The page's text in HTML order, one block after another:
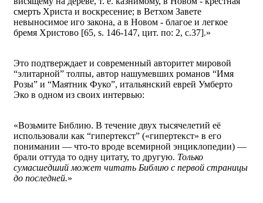
смерть Христа и воскресение; в Ветхом Завете
невыносимое иго закона, а в Новом - благое и легкое
бремя Христово [65, s. 146-147, цит. по: 2, с.37].»
Это подтверждает и современный авторитет мировой
“элитарной” толпы, автор нашумевших романов “Имя
Розы” и “Маятник Фуко”, итальянский еврей Умберто
Эко в одном из своих интервью:
«Возьмите Библию. В течение двух тысячелетий её
использовали как “гипертекст” («гипертекст» в его
понимании — что-то вроде всемирной энциклопедии) —
брали оттуда то одну цитату, то другую. Только
сумасшедший может читать Библию с первой страницы
до последней.»